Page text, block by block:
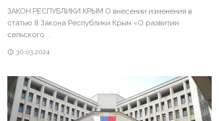
ЗАКОН РЕСПУБЛИКИ КРЫМ О внесении изменения в
статью 8 Закона Республики Крым «О развитии
сельского ...
30.03.2024